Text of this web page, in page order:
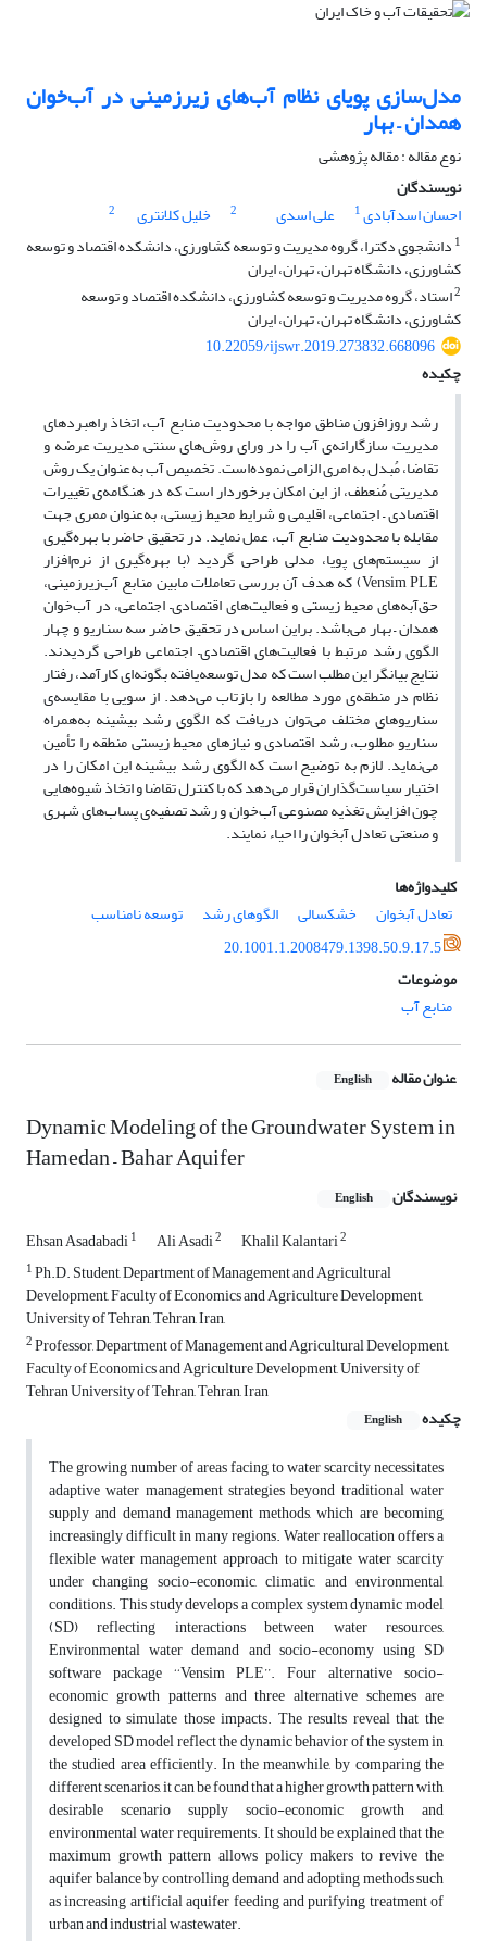
مدل‌سازی پویای نظام آب‌های زیرزمینی در آب‌خوان
همدان – بهار
نوع مقاله : مقاله پژوهشی
نویسندگان
احسان اسدآبادی1 علی اسدی 2 خلیل کلانتری
2
1 دانشجوی دکترا، گروه مدیریت و توسعه کشاورزی، دانشکده اقتصاد و توسعه
کشاورزی، دانشگاه تهران، تهران، ایران
2استاد، گروه مدیریت و توسعه کشاورزی، دانشکده اقتصاد و توسعه
کشاورزی، دانشگاه تهران، تهران، ایران
10.22059/ijswr.2019.273832.668096
چکیده
رشد روزافزون مناطق مواجه با محدودیت منابع آب، اتخاذ راهبردهای
مدیریت سازگارانه‌ی آب را در ورای روش‌های سنتی مدیریت عرضه و
تقاضا، مُبدل به امری الزامی نموده‌است. تخصیص آب به‌عنوان یک روش
مدیریتی مُنعطف، از این امکان برخوردار است که در هنگامه‌ی تغییرات
اقتصادی – اجتماعی، اقلیمی و شرایط محیط ‌زیستی، به‌عنوان ممری جهت
مقابله با محدودیت منابع آب، عمل نماید. در تحقیق حاضر با بهره‌گیری
از سیستم‌های پویا، مدلی طراحی گردید (با بهره‌گیری از نرم‌افزار
Vensim PLE) که هدف آن بررسی تعاملات مابین منابع آب‌زیرزمینی،
حق‌آبه‌های محیط ‌زیستی و فعالیت‌های اقتصادی– اجتماعی، در آب‌خوان
همدان – بهار می‌باشد. براین اساس در تحقیق حاضر سه سناریو و چهار
الگوی رشد مرتبط با فعالیت‌های اقتصادی– اجتماعی طراحی گردیدند.
نتایج بیانگر این مطلب است که مدل توسعه‌یافته بگونه‌ای کارآمد، رفتار
نظام در منطقه‌ی مورد مطالعه را بازتاب می‌دهد. از سویی با مقایسه‌ی
سناریوهای مختلف می‌توان دریافت که الگوی رشد بیشینه به‌همراه
سناریو مطلوب، رشد اقتصادی و نیازهای محیط ‌زیستی منطقه را تأمین
می‌نماید. لازم به توضیح است که الگوی رشد بیشینه این امکان را در
اختیار سیاست‌گذاران قرار می‌دهد که با کنترل تقاضا و اتخاذ شیوه‌هایی
چون افزایش تغذیه مصنوعی آب‌خوان و رشد تصفیه‌ی پساب‌های شهری
و صنعتی تعادل آبخوان را احیاء نمایند.
کلیدواژه‌ها
تعادل آبخوان
خشکسالی الگوهای رشد
توسعه نامناسب
20.1001.1.2008479.1398.50.9.17.5
موضوعات
منابع آب
عنوان مقاله English
Dynamic Modeling of the Groundwater System in
Hamedan – Bahar Aquifer
نویسندگان English
Ehsan Asadabadi1 Ali Asadi2 Khalil Kalantari2
1Ph.D. Student, Department of Management and Agricultural
Development, Faculty of Economics and Agriculture Development,
University of Tehran, Tehran, Iran,
2Professor, Department of Management and Agricultural Development,
Faculty of Economics and Agriculture Development, University of
Tehran University of Tehran, Tehran, Iran
چکیده
English
The growing number of areas facing to water scarcity necessitates
adaptive water management strategies beyond traditional water
supply and demand management methods, which are becoming
increasingly difficult in many regions. Water reallocation offers a
flexible water management approach to mitigate water scarcity
under changing socio-economic, climatic, and environmental
conditions. This study develops a complex system dynamic model
(SD) reflecting interactions between water resources,
Environmental water demand and socio-economy using SD
software package ‘‘Vensim PLE’’. Four alternative socio-
economic growth patterns and three alternative schemes are
designed to simulate those impacts. The results reveal that the
developed SD model reflect the dynamic behavior of the system in
the studied area efficiently. In the meanwhile, by comparing the
different scenarios, it can be found that a higher growth pattern with
desirable scenario supply socio-economic growth and
environmental water requirements. It should be explained that the
maximum growth pattern allows policy makers to revive the
aquifer balance by controlling demand and adopting methods such
as increasing artificial aquifer feeding and purifying treatment of
urban and industrial wastewater.